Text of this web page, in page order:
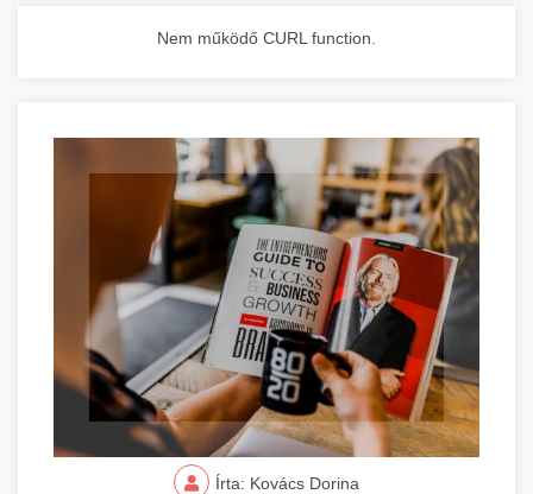
Nem működő CURL function.
Írta: Kovács Dorina